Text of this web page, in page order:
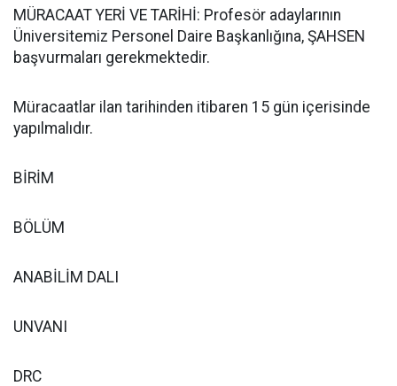
MÜRACAAT YERİ VE TARİHİ: Profesör adaylarının
Üniversitemiz Personel Daire Başkanlığına, ŞAHSEN
başvurmaları gerekmektedir.
Müracaatlar ilan tarihinden itibaren 15 gün içerisinde
yapılmalıdır.
BİRİM
BÖLÜM
ANABİLİM DALI
UNVANI
DRC